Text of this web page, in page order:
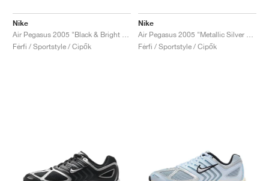
Nike
Férfi / Sportstyle / Cipők
Nike
Férfi / Sportstyle / Cipők